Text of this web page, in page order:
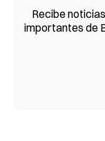
Recibe
importantes de